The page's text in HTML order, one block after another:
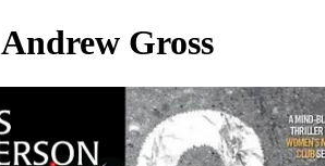
Andrew Gross